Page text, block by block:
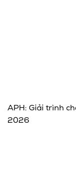
APH: Giải trình
2026